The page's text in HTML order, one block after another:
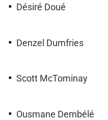
Désiré Doué
Denzel Dumfries
Scott McTominay
Ousmane Dembélé